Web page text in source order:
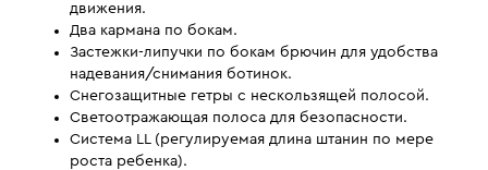
движения.
Два кармана по бокам.
Застежки-липучки по бокам брючин для удобства
надевания/снимания ботинок.
Снегозащитные гетры с нескользящей полосой.
Светоотражающая полоса для безопасности.
Система LL (регулируемая длина штанин по мере
роста ребенка).